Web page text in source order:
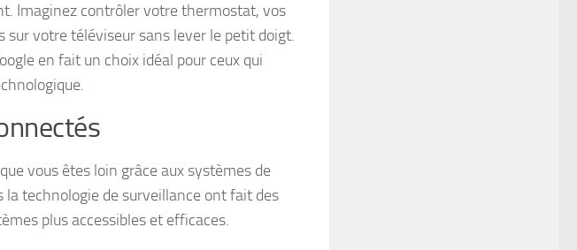
Imaginez contrôler votre thermostat, vos
sur votre téléviseur sans lever le petit doigt.
en fait un choix idéal pour ceux qui
vous êtes loin grâce aux systèmes de
technologie de surveillance ont fait des
plus accessibles et efficaces.